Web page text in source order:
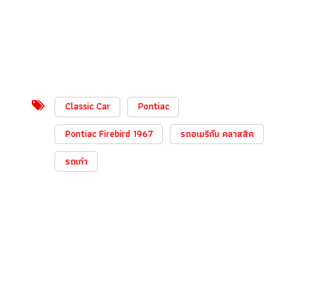
Classic Car
Pontiac
Pontiac Firebird 1967
รถอเมริกัน คลาสสิค
รถเก่า